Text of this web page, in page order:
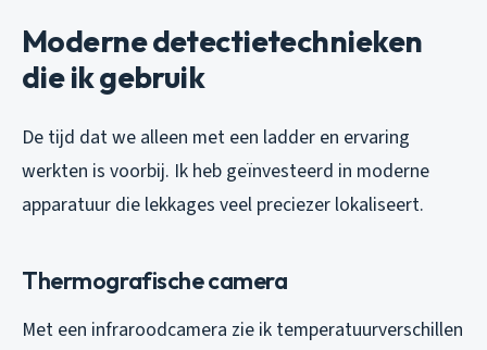
Moderne detectietechnieken
die ik gebruik
De tijd dat we alleen met een ladder en ervaring
werkten is voorbij. Ik heb geïnvesteerd in moderne
apparatuur die lekkages veel preciezer lokaliseert.
Thermografische camera
Met een infraroodcamera zie ik temperatuurverschillen